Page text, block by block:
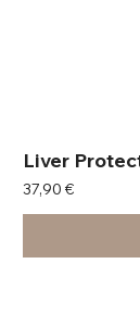
Liver
Precio
37,90 €